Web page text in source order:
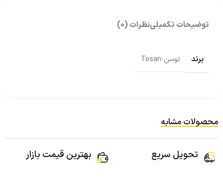
توضیحات تکمیلینظرات (0)
برند توسن-Tosan
محصولات مشابه
تحویل سریع بهترین قیمت بازار